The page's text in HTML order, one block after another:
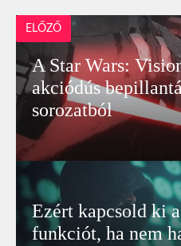
ELŐZŐ
A Star Wars:
akciódús
sorozatból
Ezért kapcsold ki
funkciót, ha nem